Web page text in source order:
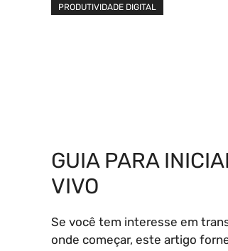
PRODUTIVIDADE DIGITAL
GUIA PARA
VIVO
Se você tem interesse em
onde começar, este artigo